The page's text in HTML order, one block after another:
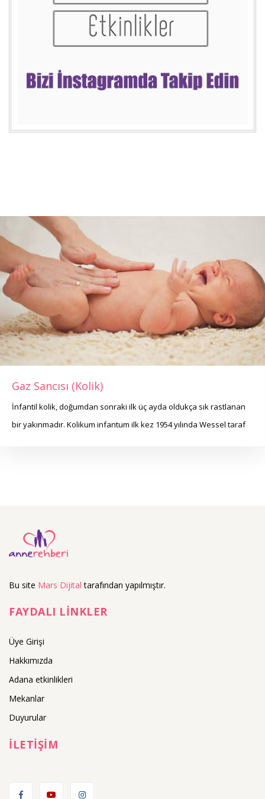
Gaz Sancısı (Kolik)
İnfantil kolik, doğumdan sonraki ilk üç ayda oldukça sık rastlanan
bir yakınmadır. Kolikum infantum ilk kez 1954 yılında Wessel taraf
Bu site Mars Dijital tarafından yapılmıştır.
FAYDALI LİNKLER
Üye Girişi
Hakkımızda
Adana etkinlikleri
Mekanlar
Duyurular
İLETİŞİM